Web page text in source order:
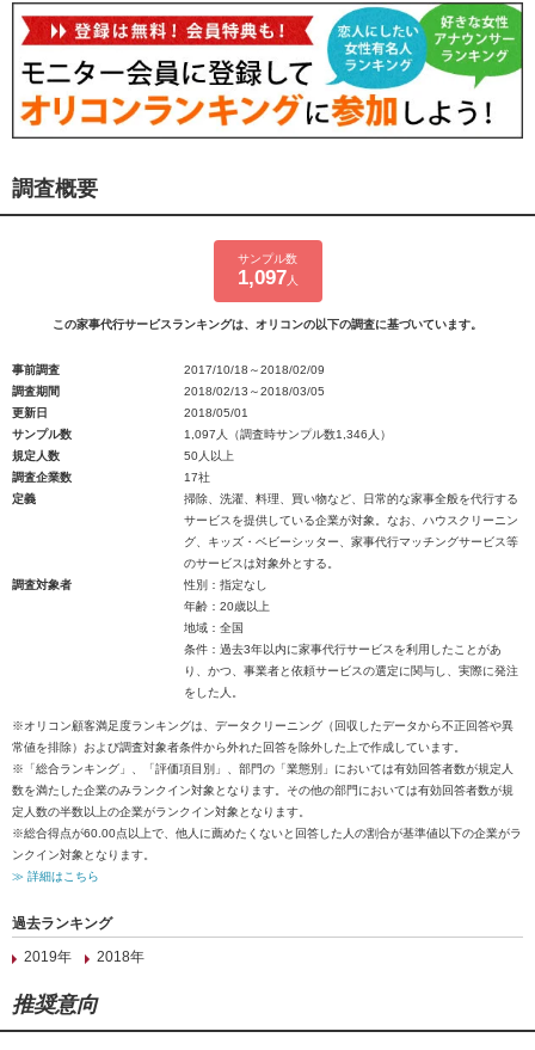
調査概要
サンプル数
1,097 人
この家事代行サービスランキングは、オリコンの以下の調査に基づいています。
事前調査
2017/10/18～2018/02/09
調査期間
2018/02/13～2018/03/05
更新日
2018/05/01
サンプル数
1,097人（調査時サンプル数1,346人）
規定人数
50人以上
調査企業数
17社
定義
掃除、洗濯、料理、買い物など、日常的な家事全般を代行する
サービスを提供している企業が対象。なお、ハウスクリーニン
グ、キッズ・ベビーシッター、家事代行マッチングサービス等
のサービスは対象外とする。
調査対象者
性別：指定なし
年齢：20歳以上
地域：全国
条件：過去3年以内に家事代行サービスを利用したことがあ
り、かつ、事業者と依頼サービスの選定に関与し、実際に発注
をした人。
※オリコン顧客満足度ランキングは、データクリーニング（回収したデータから不正回答や異
常値を排除）および調査対象者条件から外れた回答を除外した上で作成しています。
※「総合ランキング」、「評価項目別」、部門の「業態別」においては有効回答者数が規定人
数を満たした企業のみランクイン対象となります。その他の部門においては有効回答者数が規
定人数の半数以上の企業がランクイン対象となります。
※総合得点が60.00点以上で、他人に薦めたくないと回答した人の割合が基準値以下の企業がラ
ンクイン対象となります。
≫ 詳細はこちら
過去ランキング
2019年
2018年
推奨意向